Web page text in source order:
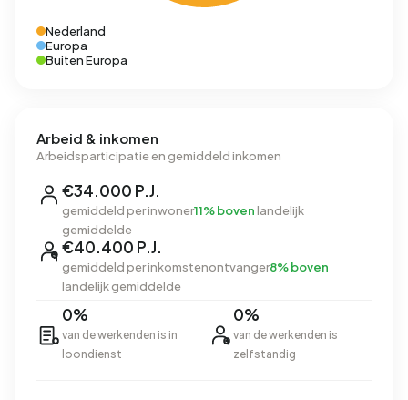
Nederland
Europa
Buiten Europa
Arbeid & inkomen
Arbeidsparticipatie en gemiddeld inkomen
€34.000 P.J.
gemiddeld per inwoner11% bovenlandelijk
gemiddelde
€40.400 P.J.
gemiddeld per inkomstenontvanger8% boven
landelijk gemiddelde
0%
van de werkenden is in
loondienst
0%
van de werkenden is
zelfstandig